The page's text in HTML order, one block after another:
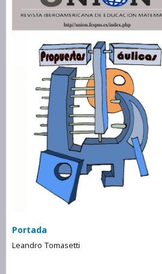
Portada
Leandro Tomasetti